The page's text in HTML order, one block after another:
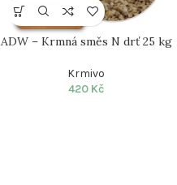
ADW – Krmná směs N drť 25 kg
Krmivo
420 Kč